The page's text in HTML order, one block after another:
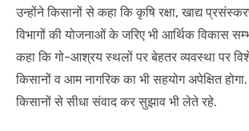
उन्होंने किसानों से कहा कि कृषि रक्षा, खाद्य
विभागों की योजनाओं के जरिए भी आर्थिक विकास
कहा कि गो-आश्रय स्थलों पर बेहतर व्यवस्था पर
किसानों व आम नागरिक का भी सहयोग अपेक्षित
किसानों से सीधा संवाद कर सुझाव भी लेते रहे.